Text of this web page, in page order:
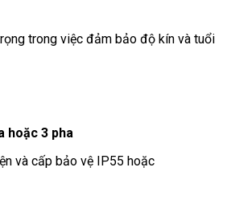
trong việc đảm bảo độ kín và tuổi
hoặc 3 pha
và cấp bảo vệ IP55 hoặc